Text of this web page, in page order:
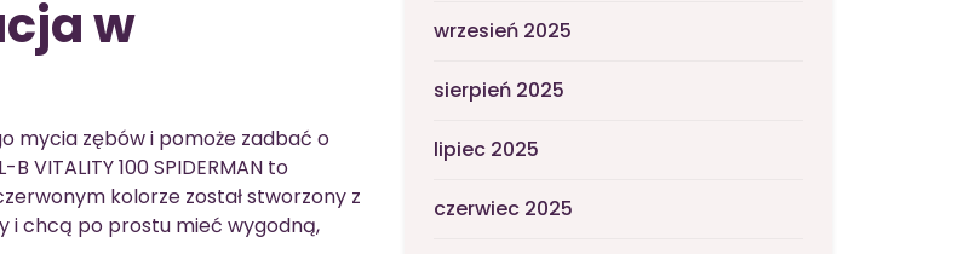
w
mycia zębów i pomoże zadbać o
VITALITY 100 SPIDERMAN to
kolorze został stworzony z
i chcą po prostu mieć wygodną,
wrzesień 2025
sierpień 2025
lipiec 2025
czerwiec 2025